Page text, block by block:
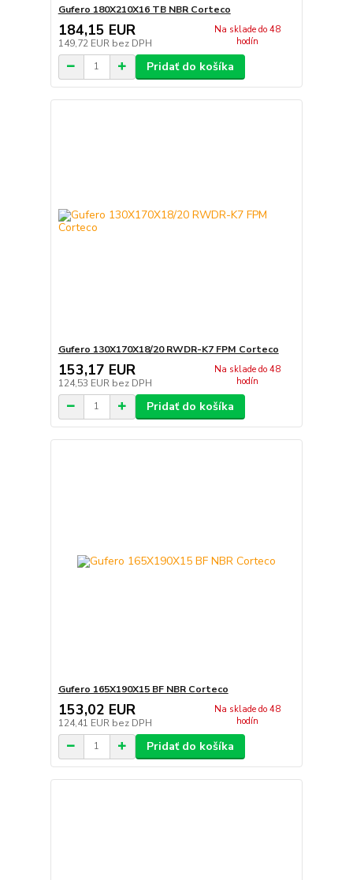
Gufero 180X210X16 TB NBR Corteco
184,15 EUR
149,72 EUR bez DPH
Na sklade do 48
hodín
Pridať do košíka
Gufero 130X170X18/20 RWDR-K7 FPM Corteco
153,17 EUR
124,53 EUR bez DPH
Na sklade do 48
hodín
Pridať do košíka
Gufero 165X190X15 BF NBR Corteco
153,02 EUR
124,41 EUR bez DPH
Na sklade do 48
hodín
Pridať do košíka